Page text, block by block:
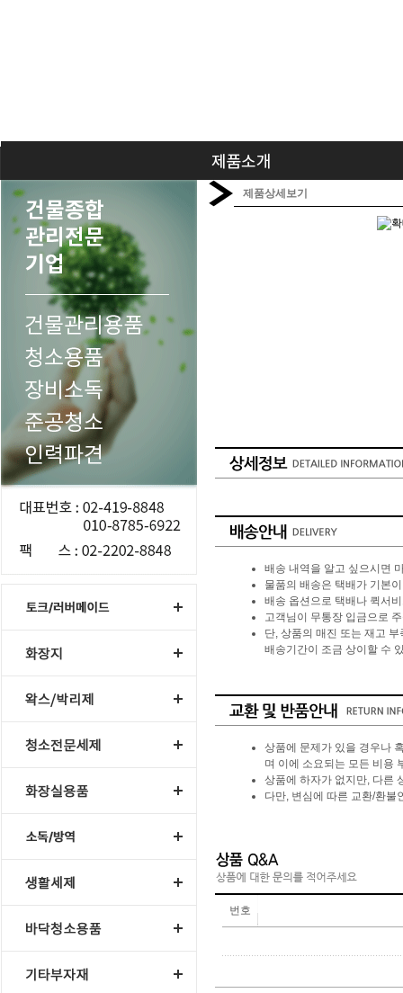
제품상세보기
배송 내역을 알고 싶으시면
물품의 배송은 택배가 기본
배송 옵션으로 택배나 퀵서
고객님이 무통장 입금으로
단, 상품의 매진 또는 재고
배송기간이 조금 상이할 수
상품에 문제가 있을 경우나
며 이에 소요되는 모든 비용
상품에 하자가 없지만, 다른
다만, 변심에 따른 교환/환불
번호